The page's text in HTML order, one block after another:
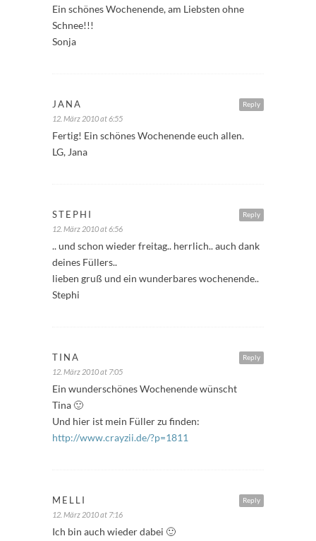
Ein schönes Wochenende, am Liebsten ohne
Schnee!!!
Sonja
Reply
JANA
12. März 2010 at 6:55
Fertig! Ein schönes Wochenende euch allen.
LG, Jana
Reply
STEPHI
12. März 2010 at 6:56
.. und schon wieder freitag.. herrlich.. auch dank
deines Füllers..
lieben gruß und ein wunderbares wochenende..
Stephi
Reply
TINA
12. März 2010 at 7:05
Ein wunderschönes Wochenende wünscht
Tina 🙂
Und hier ist mein Füller zu finden:
http://www.crayzii.de/?p=1811
Reply
MELLI
12. März 2010 at 7:16
Ich bin auch wieder dabei 🙂